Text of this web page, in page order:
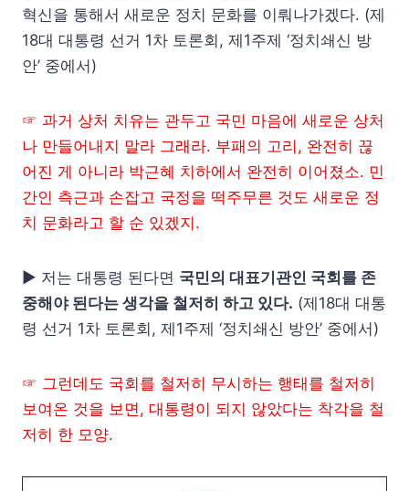
혁신을 통해서 새로운 정치 문화를 이뤄나가겠다. (제
18대 대통령 선거 1차 토론회, 제1주제 ‘정치쇄신 방
안’ 중에서)
☞ 과거 상처 치유는 관두고 국민 마음에 새로운 상처
나 만들어내지 말라 그래라. 부패의 고리, 완전히 끊
어진 게 아니라 박근혜 치하에서 완전히 이어졌소. 민
간인 측근과 손잡고 국정을 떡주무른 것도 새로운 정
치 문화라고 할 순 있겠지.
▶ 저는 대통령 된다면 국민의 대표기관인 국회를 존
중해야 된다는 생각을 철저히 하고 있다. (제18대 대통
령 선거 1차 토론회, 제1주제 ‘정치쇄신 방안’ 중에서)
☞ 그런데도 국회를 철저히 무시하는 행태를 철저히
보여온 것을 보면, 대통령이 되지 않았다는 착각을 철
저히 한 모양.